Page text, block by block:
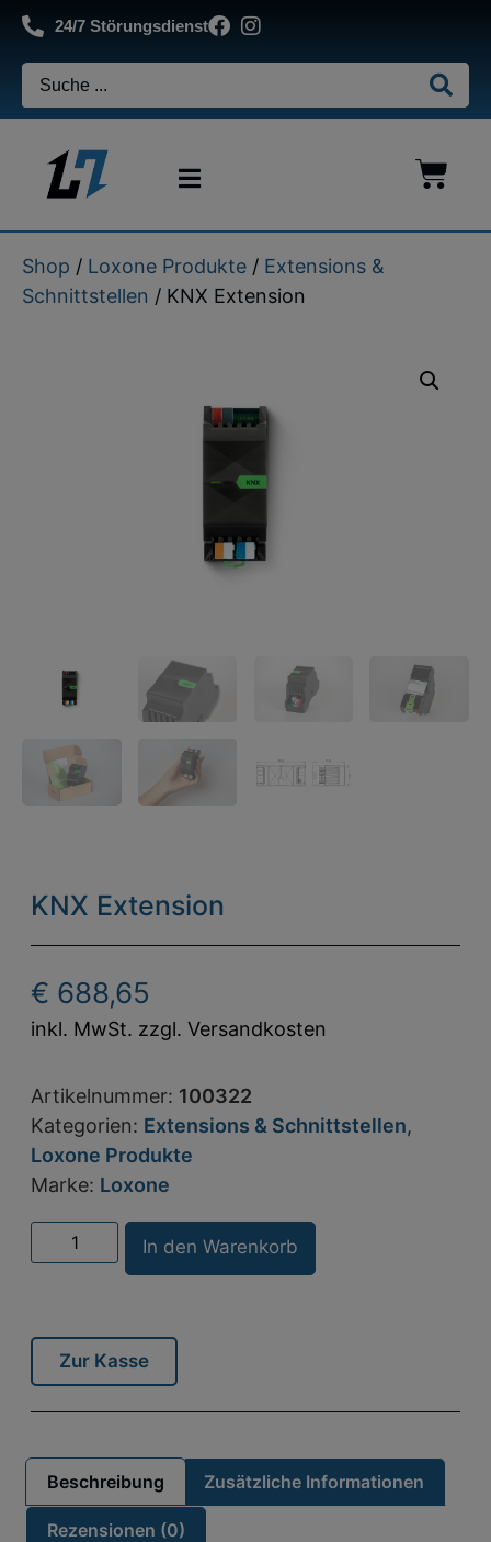
24/7 Störungsdienst
Shop / Loxone Produkte / Extensions &
Schnittstellen / KNX Extension
KNX Extension
€ 688,65
inkl. MwSt. zzgl. Versandkosten
Artikelnummer: 100322
Kategorien: Extensions & Schnittstellen,
Loxone Produkte
Marke: Loxone
In den Warenkorb
Zur Kasse
Beschreibung Zusätzliche Informationen
Rezensionen (0)